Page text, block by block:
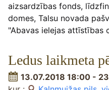
aizsardzības fonds,
domes, Talsu novada
"Abavas ielejas attīstības
Ledus laikmeta
13.07.2018 18:00 -